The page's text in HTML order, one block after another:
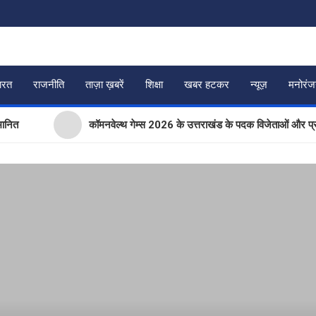
राजनीति ताज़ा ख़बरें शिक्षा खबर हटकर न्यूज़
कॉमनवेल्थ गेम्स 2026 के उत्तराखंड के पदक विजेताओं और प्रशिक्षकों को